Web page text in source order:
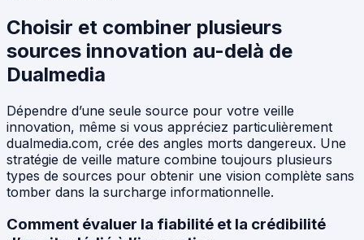
Choisir et combiner plusieurs
sources innovation au-delà de
Dualmedia
Dépendre d’une seule source pour votre veille
innovation, même si vous appréciez particulièrement
dualmedia.com, crée des angles morts dangereux. Une
stratégie de veille mature combine toujours plusieurs
types de sources pour obtenir une vision complète sans
tomber dans la surcharge informationnelle.
Comment évaluer la fiabilité et la crédibilité